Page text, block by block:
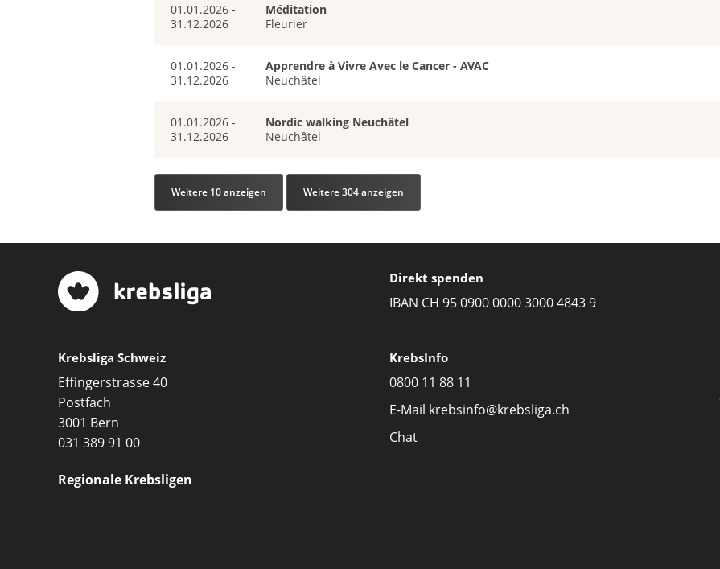
01.01.2026 -
31.12.2026
Méditation
Fleurier
01.01.2026 -
31.12.2026
Apprendre à Vivre Avec le Cancer - AVAC
Neuchâtel
01.01.2026 -
31.12.2026
Nordic walking Neuchâtel
Neuchâtel
Weitere 10 anzeigen Weitere 304 anzeigen
Direkt spenden
IBAN CH 95 0900 0000 3000 4843 9
Krebsliga Schweiz
Effingerstrasse 40
Postfach
3001 Bern
031 389 91 00
Regionale Krebsligen
KrebsInfo
0800 11 88 11
E-Mail krebsinfo@krebsliga.ch
Chat